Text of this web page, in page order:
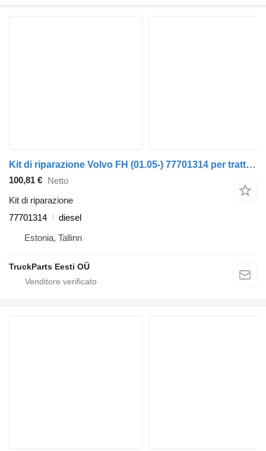
Kit di riparazione Volvo FH (01.05-) 77701314 per trattore stradale Volvo FH12, FH16, NH12, FH, VNL780 (1993-2014)
100,81 € Netto
Kit di riparazione
77701314
diesel
Estonia, Tallinn
TruckParts Eesti OÜ